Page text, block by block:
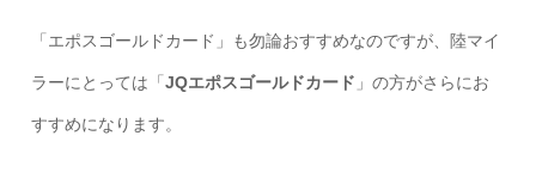
「エポスゴールドカード」も勿論おすすめなのですが、陸マイ
ラーにとっては「 JQエポスゴールドカード 」の方がさらにお
すすめになります。